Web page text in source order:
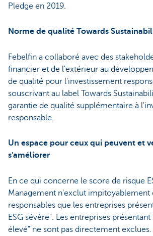
Pledge en 2019.
Norme de qualité Towards
Febelfin a collaboré avec des
financier et de l'extérieur au
de qualité pour l'investissement
souscrivant au label Towards
garantie de qualité supplémentaire à
responsable.
Un espace pour ceux qui peuvent et
s'améliorer
En ce qui concerne le score de risque
Management n'exclut impitoyablement
responsables que les entreprises
ESG sévère". Les entreprises présentant
élevé" ne sont pas directement exclues.